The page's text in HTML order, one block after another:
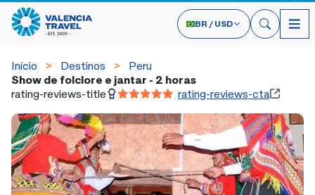
BR / USD
Início Destinos
Peru
Show de folclore e jantar - 2 horas
rating-reviews-title
rating-reviews-cta